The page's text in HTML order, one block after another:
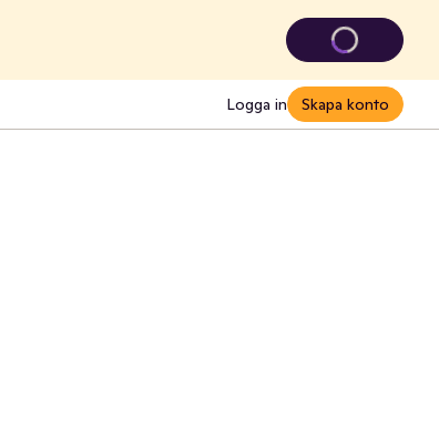
Logga in Skapa konto